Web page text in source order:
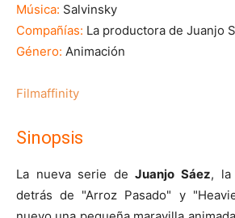
Música: Salvinsky
Compañías: La productora de Juanjo
Género: Animación
Filmaffinity
Sinopsis
La nueva serie deJuanjo Sáez, la
detrás de "Arroz Pasado" y